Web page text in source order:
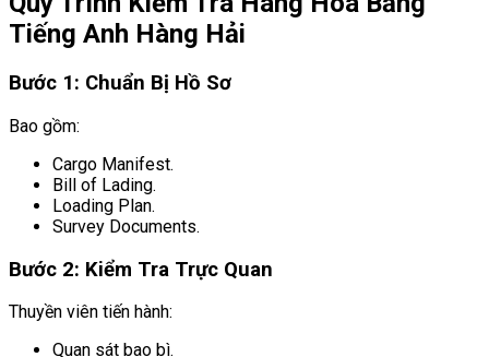
Tiếng Anh Hàng Hải
Bước 1: Chuẩn Bị Hồ Sơ
Bao gồm:
Cargo Manifest.
Bill of Lading.
Loading Plan.
Survey Documents.
Bước 2: Kiểm Tra Trực Quan
Thuyền viên tiến hành:
Quan sát bao bì.